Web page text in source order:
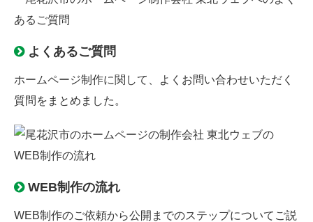
よくあるご質問
ホームページ制作に関して、よくお問い合わせいただく
質問をまとめました。
WEB制作の流れ
WEB制作のご依頼から公開までのステップについてご説